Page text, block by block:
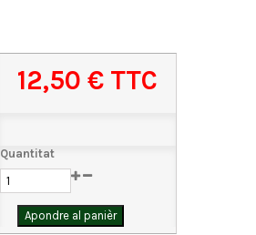
12,50 €TTC
Quantitat
Apondre al panièr